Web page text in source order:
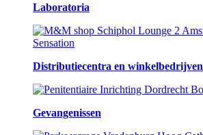
Laboratoria
Distributiecentra en winkelbedrijven
Gevangenissen